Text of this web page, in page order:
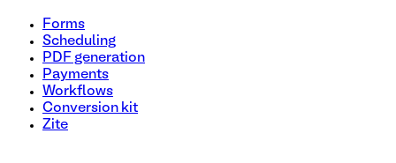
Forms
Scheduling
PDF generation
Payments
Workflows
Conversion kit
Zite